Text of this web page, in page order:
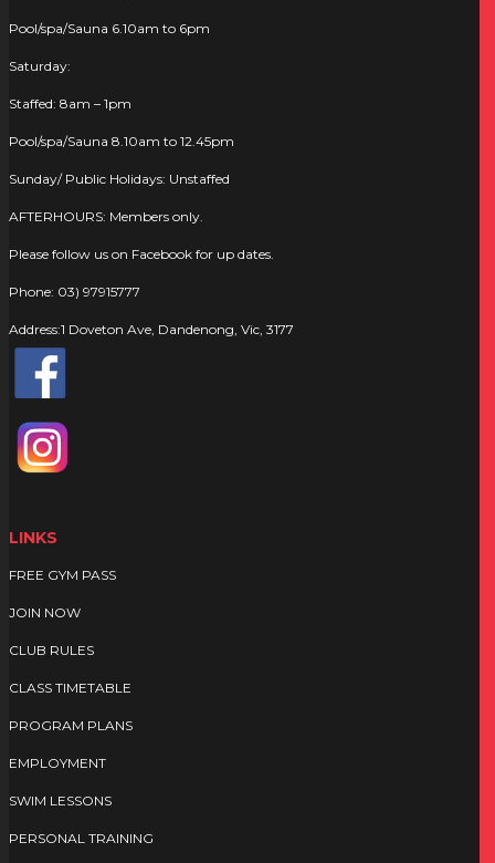
Pool/spa/Sauna 6.10am to 6pm
Saturday:
Staffed: 8am – 1pm
Pool/spa/Sauna 8.10am to 12.45pm
Sunday/ Public Holidays: Unstaffed
AFTERHOURS: Members only.
Please follow us on Facebook for up dates.
Phone: 03) 97915777
Address:1 Doveton Ave, Dandenong, Vic, 3177
LINKS
FREE GYM PASS
JOIN NOW
CLUB RULES
CLASS TIMETABLE
PROGRAM PLANS
EMPLOYMENT
SWIM LESSONS
PERSONAL TRAINING